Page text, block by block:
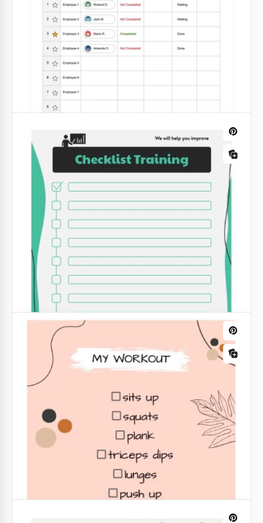
Training Einfache Checkliste
Heben Sie Ihre Organisation mit unserer Vorlage für
die einfache Schulungscheckliste auf ein höheres
Niveau.
Komfortable Trainings-Checkliste